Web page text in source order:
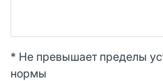
* Не превышает пределы
нормы